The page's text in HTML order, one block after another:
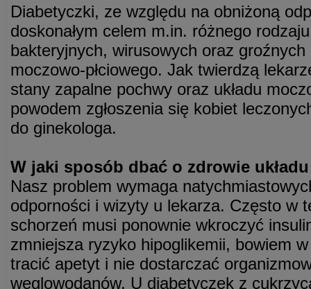
Diabetyczki, ze względu na obniżoną
doskonałym celem m.in. różnego
bakteryjnych, wirusowych oraz groźnych
moczowo-płciowego. Jak twierdzą
stany zapalne pochwy oraz układu
powodem zgłoszenia się kobiet
do ginekologa.
W jaki sposób dbać o zdrowie
Nasz problem wymaga
odporności i wizyty u lekarza. Często w
schorzeń musi ponownie wkroczyć
zmniejsza ryzyko hipoglikemii, bowiem
tracić apetyt i nie dostarczać
węglowodanów. U diabetyczek z